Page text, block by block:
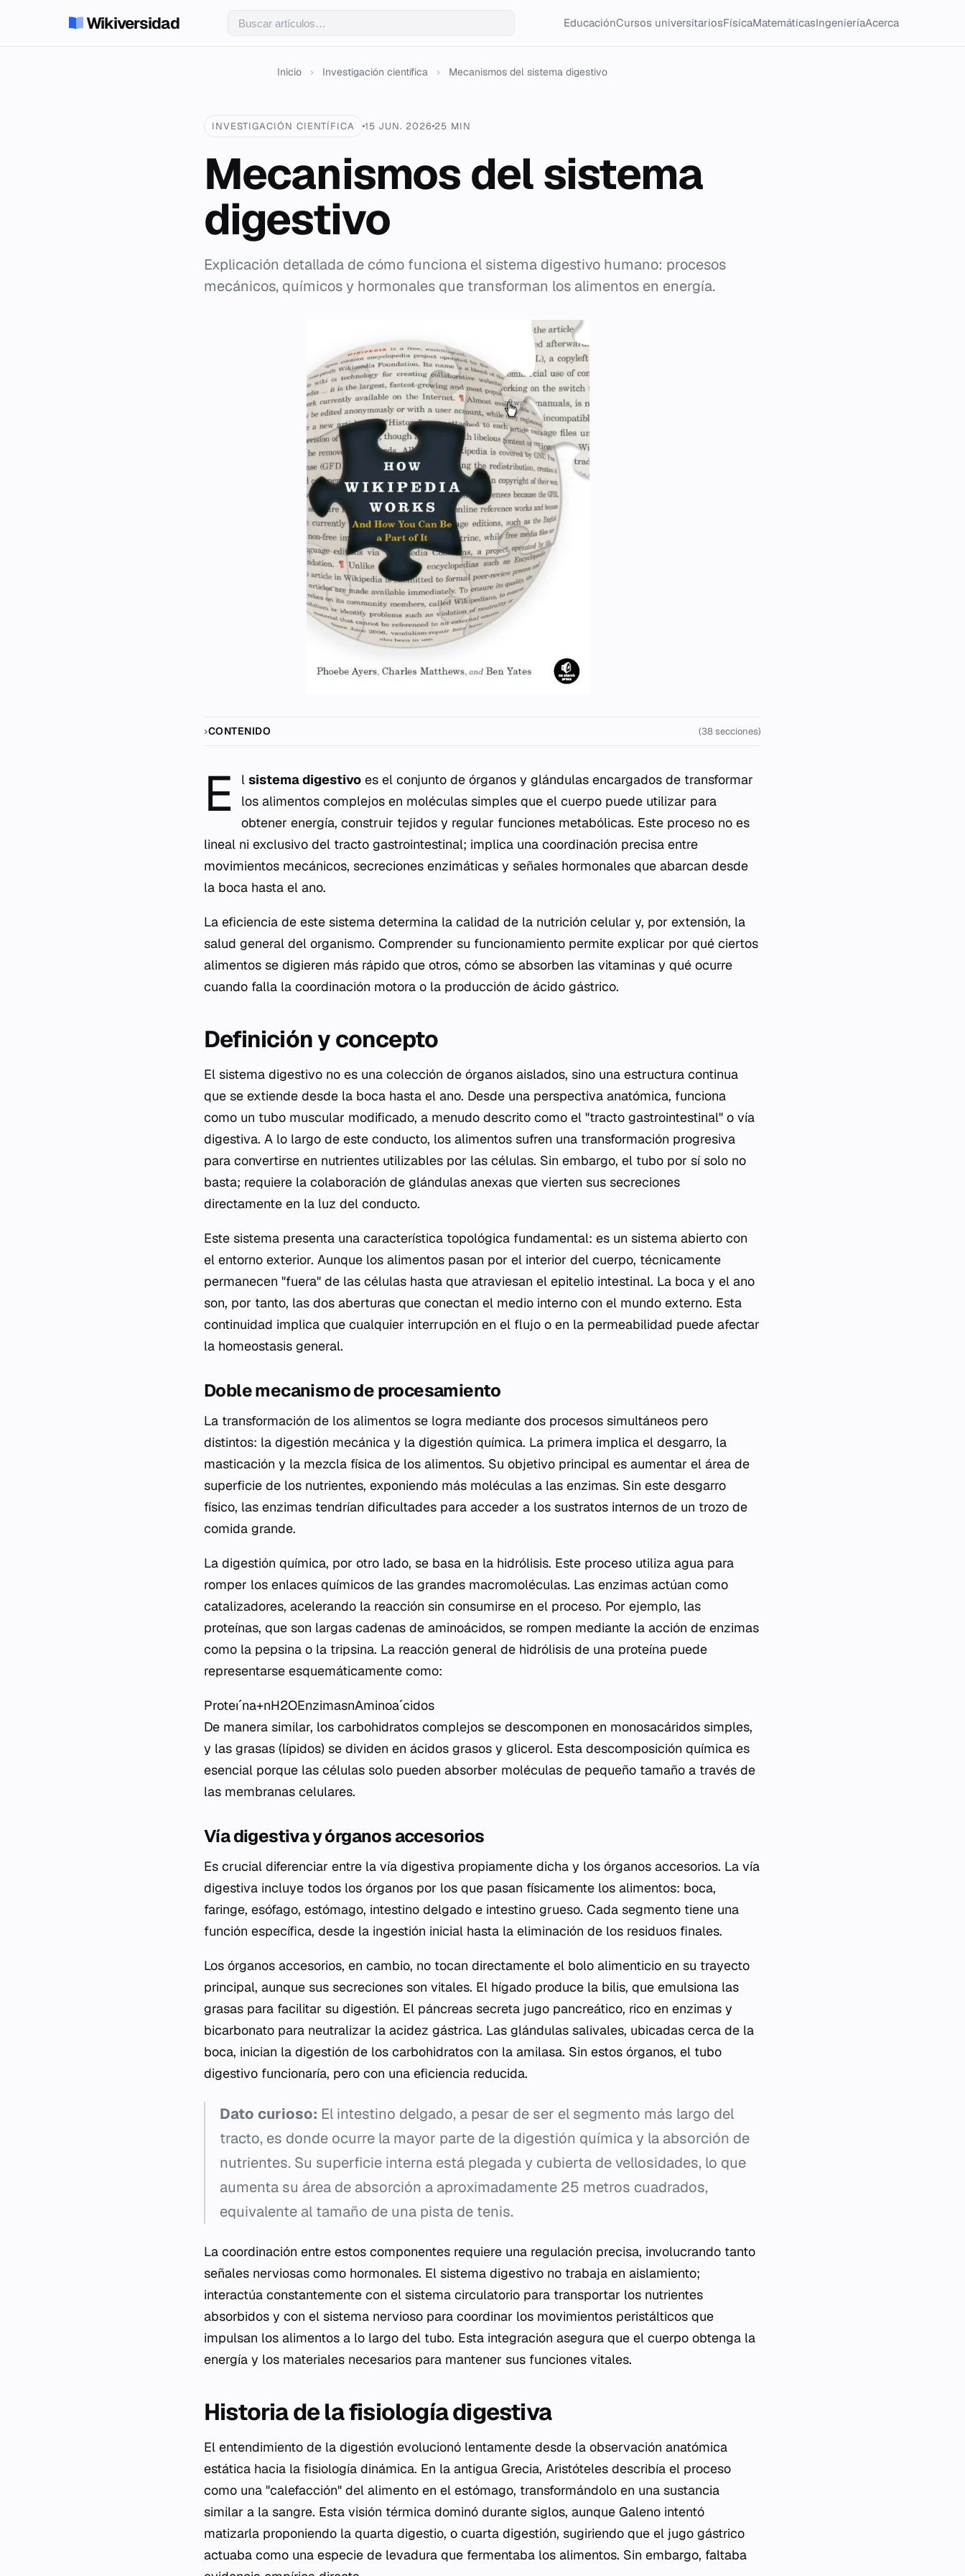
Wikiversidad EducaciónCursos universitariosFísicaMatemáticasIngenieríaAcerca
Inicio › Investigación científica › Mecanismos del sistema digestivo
INVESTIGACIÓN CIENTÍFICA 15 JUN. 202625 MIN
Mecanismos del sistema
digestivo
Explicación detallada de cómo funciona el sistema digestivo humano: procesos
mecánicos, químicos y hormonales que transforman los alimentos en energía.
CONTENIDO (38 secciones)
E lsistema digestivo es el conjunto de órganos y glándulas encargados de transformar
los alimentos complejos en moléculas simples que el cuerpo puede utilizar para
obtener energía, construir tejidos y regular funciones metabólicas. Este proceso no es
lineal ni exclusivo del tracto gastrointestinal; implica una coordinación precisa entre
movimientos mecánicos, secreciones enzimáticas y señales hormonales que abarcan desde
la boca hasta el ano.
La eficiencia de este sistema determina la calidad de la nutrición celular y, por extensión, la
salud general del organismo. Comprender su funcionamiento permite explicar por qué ciertos
alimentos se digieren más rápido que otros, cómo se absorben las vitaminas y qué ocurre
cuando falla la coordinación motora o la producción de ácido gástrico.
Definición y concepto
El sistema digestivo no es una colección de órganos aislados, sino una estructura continua
que se extiende desde la boca hasta el ano. Desde una perspectiva anatómica, funciona
como un tubo muscular modificado, a menudo descrito como el "tracto gastrointestinal" o vía
digestiva. A lo largo de este conducto, los alimentos sufren una transformación progresiva
para convertirse en nutrientes utilizables por las células. Sin embargo, el tubo por sí solo no
basta; requiere la colaboración de glándulas anexas que vierten sus secreciones
directamente en la luz del conducto.
Este sistema presenta una característica topológica fundamental: es un sistema abierto con
el entorno exterior. Aunque los alimentos pasan por el interior del cuerpo, técnicamente
permanecen "fuera" de las células hasta que atraviesan el epitelio intestinal. La boca y el ano
son, por tanto, las dos aberturas que conectan el medio interno con el mundo externo. Esta
continuidad implica que cualquier interrupción en el flujo o en la permeabilidad puede afectar
la homeostasis general.
Doble mecanismo de procesamiento
La transformación de los alimentos se logra mediante dos procesos simultáneos pero
distintos: la digestión mecánica y la digestión química. La primera implica el desgarro, la
masticación y la mezcla física de los alimentos. Su objetivo principal es aumentar el área de
superficie de los nutrientes, exponiendo más moléculas a las enzimas. Sin este desgarro
físico, las enzimas tendrían dificultades para acceder a los sustratos internos de un trozo de
comida grande.
La digestión química, por otro lado, se basa en la hidrólisis. Este proceso utiliza agua para
romper los enlaces químicos de las grandes macromoléculas. Las enzimas actúan como
catalizadores, acelerando la reacción sin consumirse en el proceso. Por ejemplo, las
proteínas, que son largas cadenas de aminoácidos, se rompen mediante la acción de enzimas
como la pepsina o la tripsina. La reacción general de hidrólisis de una proteína puede
representarse esquemáticamente como:
Proteıˊna+nH2​OEnzimas​nAminoaˊcidos
De manera similar, los carbohidratos complejos se descomponen en monosacáridos simples,
y las grasas (lípidos) se dividen en ácidos grasos y glicerol. Esta descomposición química es
esencial porque las células solo pueden absorber moléculas de pequeño tamaño a través de
las membranas celulares.
Vía digestiva y órganos accesorios
Es crucial diferenciar entre la vía digestiva propiamente dicha y los órganos accesorios. La vía
digestiva incluye todos los órganos por los que pasan físicamente los alimentos: boca,
faringe, esófago, estómago, intestino delgado e intestino grueso. Cada segmento tiene una
función específica, desde la ingestión inicial hasta la eliminación de los residuos finales.
Los órganos accesorios, en cambio, no tocan directamente el bolo alimenticio en su trayecto
principal, aunque sus secreciones son vitales. El hígado produce la bilis, que emulsiona las
grasas para facilitar su digestión. El páncreas secreta jugo pancreático, rico en enzimas y
bicarbonato para neutralizar la acidez gástrica. Las glándulas salivales, ubicadas cerca de la
boca, inician la digestión de los carbohidratos con la amilasa. Sin estos órganos, el tubo
digestivo funcionaría, pero con una eficiencia reducida.
Dato curioso: El intestino delgado, a pesar de ser el segmento más largo del
tracto, es donde ocurre la mayor parte de la digestión química y la absorción de
nutrientes. Su superficie interna está plegada y cubierta de vellosidades, lo que
aumenta su área de absorción a aproximadamente 25 metros cuadrados,
equivalente al tamaño de una pista de tenis.
La coordinación entre estos componentes requiere una regulación precisa, involucrando tanto
señales nerviosas como hormonales. El sistema digestivo no trabaja en aislamiento;
interactúa constantemente con el sistema circulatorio para transportar los nutrientes
absorbidos y con el sistema nervioso para coordinar los movimientos peristálticos que
impulsan los alimentos a lo largo del tubo. Esta integración asegura que el cuerpo obtenga la
energía y los materiales necesarios para mantener sus funciones vitales.
Historia de la fisiología digestiva
El entendimiento de la digestión evolucionó lentamente desde la observación anatómica
estática hacia la fisiología dinámica. En la antigua Grecia, Aristóteles describía el proceso
como una "calefacción" del alimento en el estómago, transformándolo en una sustancia
similar a la sangre. Esta visión térmica dominó durante siglos, aunque Galeno intentó
matizarla proponiendo la quarta digestio, o cuarta digestión, sugiriendo que el jugo gástrico
actuaba como una especie de levadura que fermentaba los alimentos. Sin embargo, faltaba